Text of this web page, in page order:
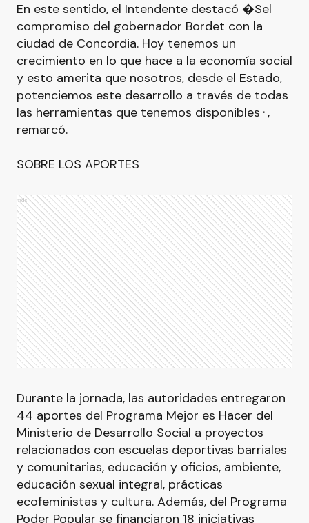
En este sentido, el Intendente destacó �Sel
compromiso del gobernador Bordet con la
ciudad de Concordia. Hoy tenemos un
crecimiento en lo que hace a la economía social
y esto amerita que nosotros, desde el Estado,
potenciemos este desarrollo a través de todas
las herramientas que tenemos disponibles⬝,
remarcó.
SOBRE LOS APORTES
Ads
Durante la jornada, las autoridades entregaron
44 aportes del Programa Mejor es Hacer del
Ministerio de Desarrollo Social a proyectos
relacionados con escuelas deportivas barriales
y comunitarias, educación y oficios, ambiente,
educación sexual integral, prácticas
ecofeministas y cultura. Además, del Programa
Poder Popular se financiaron 18 iniciativas